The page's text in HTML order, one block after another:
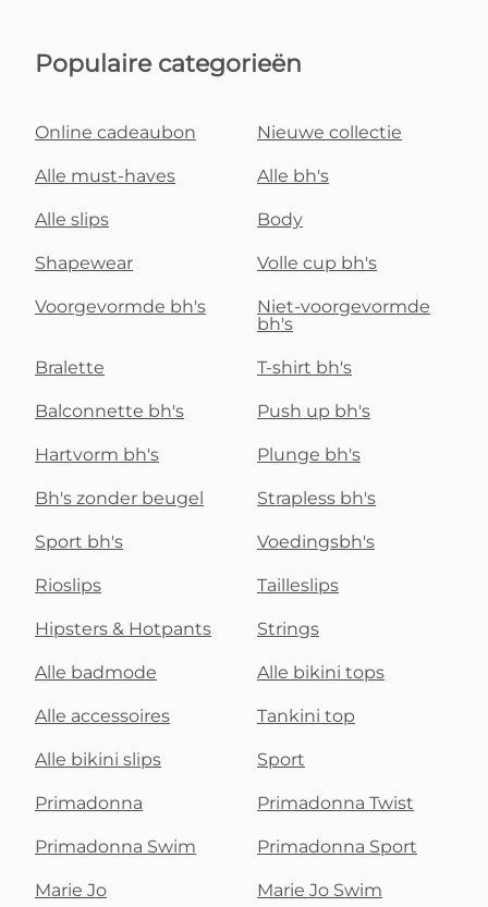
Populaire categorieën
Online cadeaubon Nieuwe collectie
Alle must-haves Alle bh's
Alle slips Body
Shapewear Volle cup bh's
Voorgevormde bh's
Niet-voorgevormde
bh's
Bralette T-shirt bh's
Balconnette bh's Push up bh's
Hartvorm bh's Plunge bh's
Bh's zonder beugel Strapless bh's
Sport bh's Voedingsbh's
Rioslips Tailleslips
Hipsters & Hotpants Strings
Alle badmode Alle bikini tops
Alle accessoires Tankini top
Alle bikini slips Sport
Primadonna Primadonna Twist
Primadonna Swim Primadonna Sport
Marie Jo Marie Jo Swim